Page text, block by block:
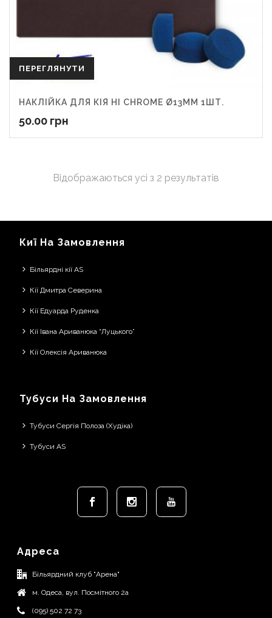
ПЕРЕГЛЯНУТИ
НАКЛІЙКА ДЛЯ КІЯ HI CHROME Ø13ММ 1ШТ.
50.00 грн
Відображаються усі з 2 результатів
Киї На Замовлення
Більярдні кії AS
Кії Дмитра Северина
Кії Едуарда Руденка
Кії Івана Ариванюка “Луцького”
Кії Олексія Ариванюка
Тубуси На Замовлення
Тубуси Сергія Полоза (Худіка)
Тубуси AS
Адреса
Більярдний клуб "Арена"
м. Одеса, вул. Посмітного 2а
(095) 502 72 73